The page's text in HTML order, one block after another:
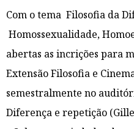
Com o tema Filosofia da
Homossexualidade,
abertas as incrições para
Extensão Filosofia e
semestralmente no
Diferença e repetição